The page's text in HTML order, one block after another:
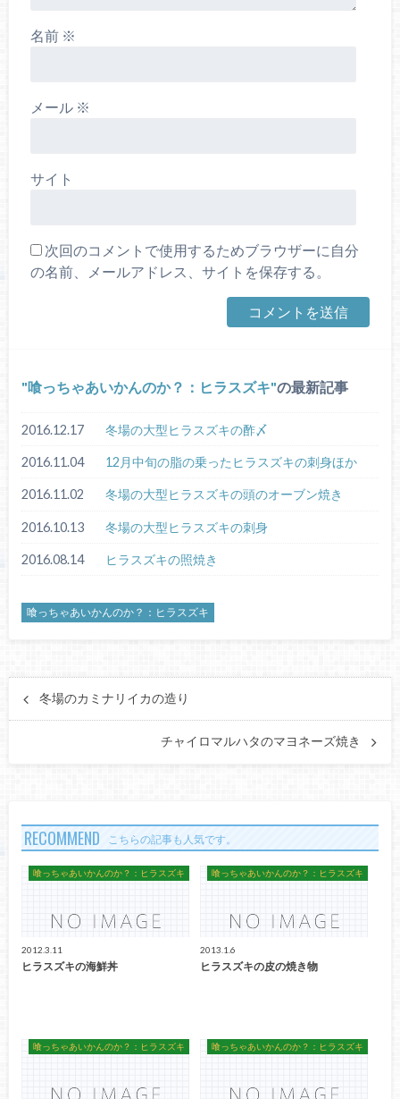
名前 ※
メール ※
サイト
次回のコメントで使用するためブラウザーに自分
の名前、メールアドレス、サイトを保存する。
喰っちゃあいかんのか？：ヒラスズキ の最新記事
2016.12.17 冬場の大型ヒラスズキの酢〆
2016.11.04 12月中旬の脂の乗ったヒラスズキの刺身ほか
2016.11.02 冬場の大型ヒラスズキの頭のオーブン焼き
2016.10.13 冬場の大型ヒラスズキの刺身
2016.08.14 ヒラスズキの照焼き
喰っちゃあいかんのか？：ヒラスズキ
冬場のカミナリイカの造り
チャイロマルハタのマヨネーズ焼き
RECOMMEND こちらの記事も人気です。
喰っちゃあいかんのか？：ヒラスズキ
2012.3.11
ヒラスズキの海鮮丼
喰っちゃあいかんのか？：ヒラスズキ
2013.1.6
ヒラスズキの皮の焼き物
喰っちゃあいかんのか？：ヒラスズキ 喰っちゃあいかんのか？：ヒラスズキ